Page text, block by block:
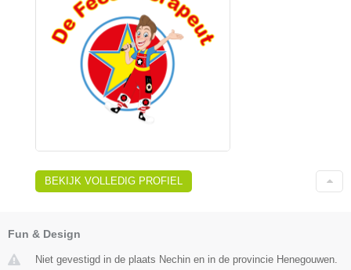
BEKIJK VOLLEDIG PROFIEL
Fun & Design
Niet gevestigd in de plaats Nechin en in de provincie Henegouwen.